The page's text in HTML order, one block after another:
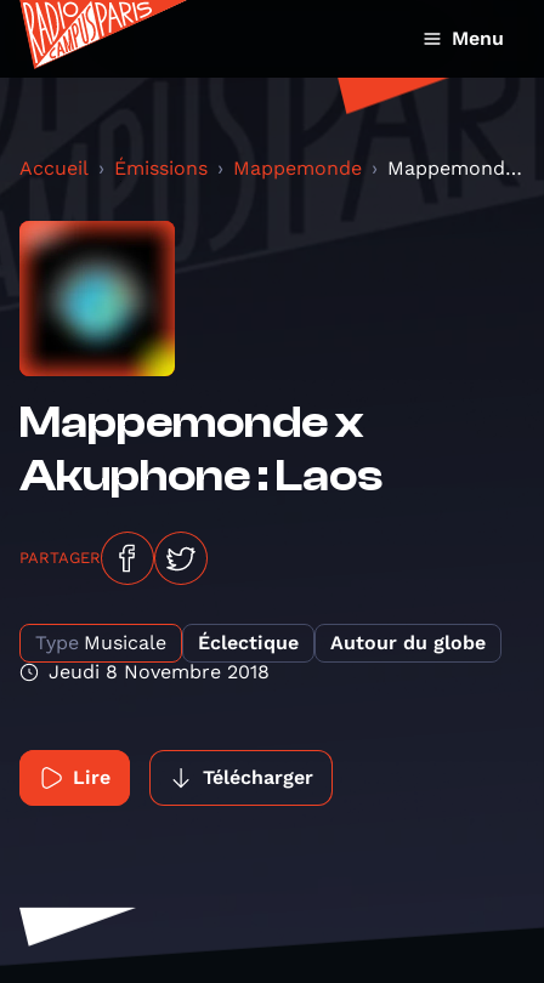
Menu
Accueil Émissions Mappemonde Mappemonde x Akuphone : Laos
Mappemonde x
Akuphone : Laos
PARTAGER
Type Musicale Éclectique
Autour du globe
Jeudi 8 Novembre 2018
Lire Télécharger